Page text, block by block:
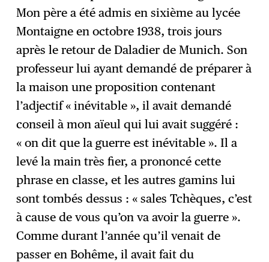
Mon père a été admis en sixième au lycée
Montaigne en octobre 1938, trois jours
après le retour de Daladier de Munich. Son
professeur lui ayant demandé de préparer à
la maison une proposition contenant
l’adjectif « inévitable », il avait demandé
conseil à mon aïeul qui lui avait suggéré :
« on dit que la guerre est inévitable ». Il a
levé la main très fier, a prononcé cette
phrase en classe, et les autres gamins lui
sont tombés dessus : « sales Tchèques, c’est
à cause de vous qu’on va avoir la guerre ».
Comme durant l’année qu’il venait de
passer en Bohême, il avait fait du